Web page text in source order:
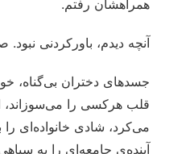
همراهشان رفتم.
آنچه دیدم، باورکردنی
جسدهای دختران بی‌گناه،
قلب هرکسی را می‌سوزاند،
می‌کرد، شادی خانواده‌ای را
آینده‌ی جامعه‌ای را به